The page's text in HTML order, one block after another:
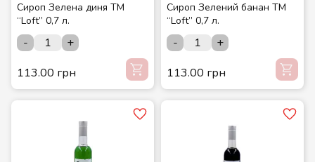
Сироп Зелена диня ТМ
“Loft” 0,7 л.
-
+
113.00 грн
Сироп Зелений банан ТМ
“Loft” 0,7 л.
-
+
113.00 грн